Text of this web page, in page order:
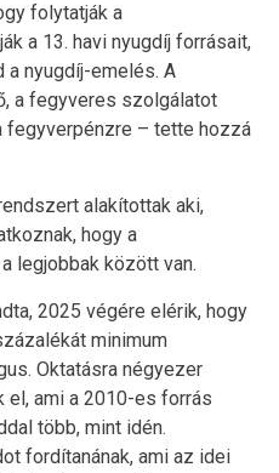
folytatják a
a 13. havi nyugdíj forrásait,
a nyugdíj-emelés. A
a fegyveres szolgálatot
fegyverpénzre – tette hozzá
alakítottak aki,
hogy a
legjobbak között van.
2025 végére elérik, hogy
minimum
Oktatásra négyezer
el, ami a 2010-es forrás
több, mint idén.
fordítanának, ami az idei